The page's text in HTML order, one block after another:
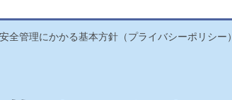
全管理にかかる基本方針（プライバシーポリシー）